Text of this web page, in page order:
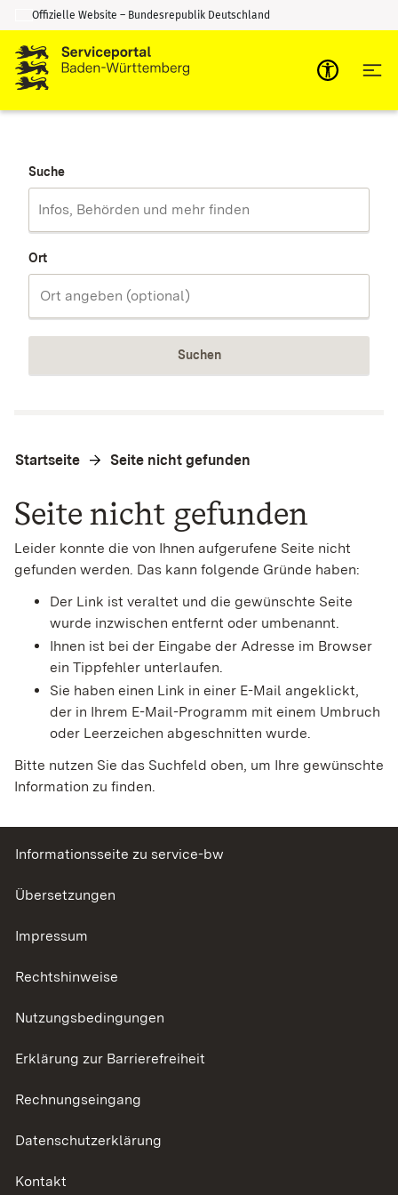
Zum Inhalt springen
Zur Suche springen
Offizielle Website – Bundesrepublik Deutschland
Suche
Ort
Suchen
Startseite Seite nicht gefunden
Seite nicht gefunden
Leider konnte die von Ihnen aufgerufene Seite nicht
gefunden werden. Das kann folgende Gründe haben:
Der Link ist veraltet und die gewünschte Seite
wurde inzwischen entfernt oder umbenannt.
Ihnen ist bei der Eingabe der Adresse im Browser
ein Tippfehler unterlaufen.
Sie haben einen Link in einer E-Mail angeklickt,
der in Ihrem E-Mail-Programm mit einem Umbruch
oder Leerzeichen abgeschnitten wurde.
Bitte nutzen Sie das Suchfeld oben, um Ihre gewünschte
Information zu finden.
Informationsseite zu service-bw
Übersetzungen
Impressum
Rechtshinweise
Nutzungsbedingungen
Erklärung zur Barrierefreiheit
Rechnungseingang
Datenschutzerklärung
Kontakt